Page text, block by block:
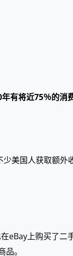
有将近75％的
美国人获取额
eBay上购买了
。